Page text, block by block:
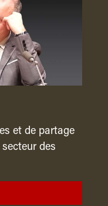
et de partage
des